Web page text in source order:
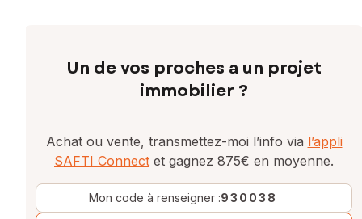
Un de vos proches a un projet
immobilier ?
Achat ou vente, transmettez-moi l’info via l’appli
SAFTI Connect et gagnez 875€ en moyenne.
Mon code à renseigner :930038